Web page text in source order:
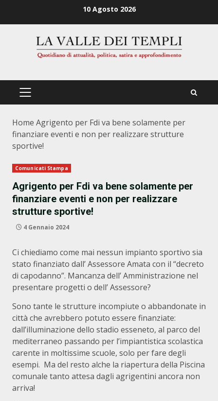
10 Agosto 2026
PRIMÄRES
Home Agrigento per Fdi va bene solamente per
finanziare eventi e non per realizzare strutture
sportive!
Comunicati Stampa
Agrigento per Fdi va bene solamente per
finanziare eventi e non per realizzare
strutture sportive!
4 Gennaio 2024
Ci chiediamo come mai nessun impianto sportivo sia
stato finanziato dall’ Assessore Amata con il “decreto
di capodanno”. Mancanza dell’ Amministrazione nel
presentare progetti o dell’ Assessore?
Sono tante le strutture incompiute o abbandonate in
città che avrebbero potuto essere finanziate:
dall’illuminazione dello stadio esseneto, al parco del
mediterraneo passando per l’impiantistica scolastica
carente in moltissime scuole, solo per fare degli
esempi. Ma del resto alche la riapertura della Piscina
comunale tanto attesa dagli agrigentini ancora non
arriva!